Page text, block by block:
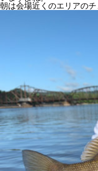
朝は会場近くのエリアのチ